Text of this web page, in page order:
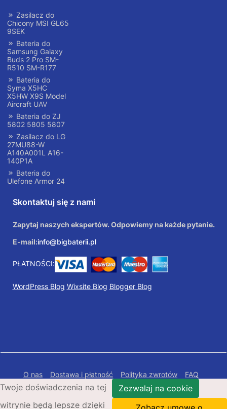
Zasilacz do
Chicony MSI GL65
9SEK
Bateria do
Samsung Galaxy
Buds 2 Pro SM-
R510 SM-R177
Bateria do
Syma X5HC
X5HW X9S Model
Aircraft UAV
Bateria do ZJ
5802 5805 5807
Zasilacz do LG
27MU88-W
A140A001L A16-
140P1A
Bateria do
Ulefone Armor 24
Skontaktuj się z nami
Zapytaj naszych ekspertów. Odpowiemy na każde pytanie.
E-mail:info@bigbaterii.pl
PŁATNOŚCI:
WordPress Blog Wixsite Blog Blogger Blog
O nas Dostawa i płatność Polityka zwrotów
FAQ
Polityka prywatności
Mapa Strony
Copyright © 2026 Bigbaterii.pl. Wszelkie prawa
Twoje doświadczenia na tej
witrynie będą lepsze dzięki
Zezwalaj na cookie